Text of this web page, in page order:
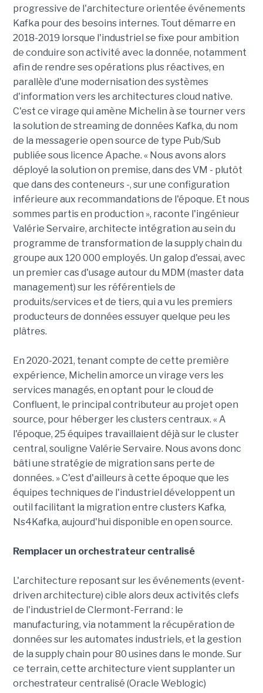
progressive de l'architecture orientée événements
Kafka pour des besoins internes. Tout démarre en
2018-2019 lorsque l'industriel se fixe pour ambition
de conduire son activité avec la donnée, notamment
afin de rendre ses opérations plus réactives, en
parallèle d'une modernisation des systèmes
d'information vers les architectures cloud native.
C'est ce virage qui amène Michelin à se tourner vers
la solution de streaming de données Kafka, du nom
de la messagerie open source de type Pub/Sub
publiée sous licence Apache. « Nous avons alors
déployé la solution on premise, dans des VM - plutôt
que dans des conteneurs -, sur une configuration
inférieure aux recommandations de l'époque. Et nous
sommes partis en production », raconte l'ingénieur
Valérie Servaire, architecte intégration au sein du
programme de transformation de la supply chain du
groupe aux 120 000 employés. Un galop d'essai, avec
un premier cas d'usage autour du MDM (master data
management) sur les référentiels de
produits/services et de tiers, qui a vu les premiers
producteurs de données essuyer quelque peu les
plâtres.
En 2020-2021, tenant compte de cette première
expérience, Michelin amorce un virage vers les
services managés, en optant pour le cloud de
Confluent, le principal contributeur au projet open
source, pour héberger les clusters centraux. « A
l'époque, 25 équipes travaillaient déjà sur le cluster
central, souligne Valérie Servaire. Nous avons donc
bâti une stratégie de migration sans perte de
données. » C'est d'ailleurs à cette époque que les
équipes techniques de l'industriel développent un
outil facilitant la migration entre clusters Kafka,
Ns4Kafka, aujourd'hui disponible en open source.
Remplacer un orchestrateur centralisé
L'architecture reposant sur les événements (event-
driven architecture) cible alors deux activités clefs
de l'industriel de Clermont-Ferrand : le
manufacturing, via notamment la récupération de
données sur les automates industriels, et la gestion
de la supply chain pour 80 usines dans le monde. Sur
ce terrain, cette architecture vient supplanter un
orchestrateur centralisé (Oracle Weblogic)